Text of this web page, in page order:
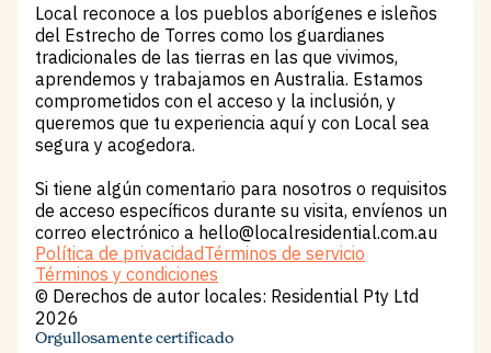
Local reconoce a los pueblos aborígenes e isleños
del Estrecho de Torres como los guardianes
tradicionales de las tierras en las que vivimos,
aprendemos y trabajamos en Australia. Estamos
comprometidos con el acceso y la inclusión, y
queremos que tu experiencia aquí y con Local sea
segura y acogedora.
Si tiene algún comentario para nosotros o requisitos
de acceso específicos durante su visita, envíenos un
correo electrónico a hello@localresidential.com.au
Política de privacidad
Política de privacidad
Términos de servicio
Términos de servicio
Términos y condiciones
Términos y condiciones
© Derechos de autor locales: Residential Pty Ltd
2026
Orgullosamente certificado